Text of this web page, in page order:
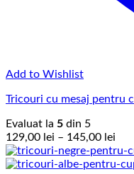
Add to Wishlist
Tricouri cu mesaj pentru
Evaluat la 5 din 5
129,00 lei – 145,00 lei
de